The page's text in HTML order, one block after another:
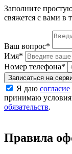
Заполните
свяжется с вами в
Ваш вопрос*
Имя*
Номер телефона*
Записаться на
Я даю согласие
принимаю условия
обязательств.
Правила